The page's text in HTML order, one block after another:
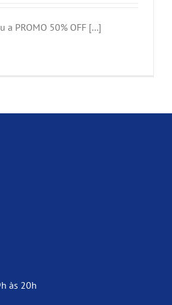
a PROMO 50% OFF [...]
às 20h